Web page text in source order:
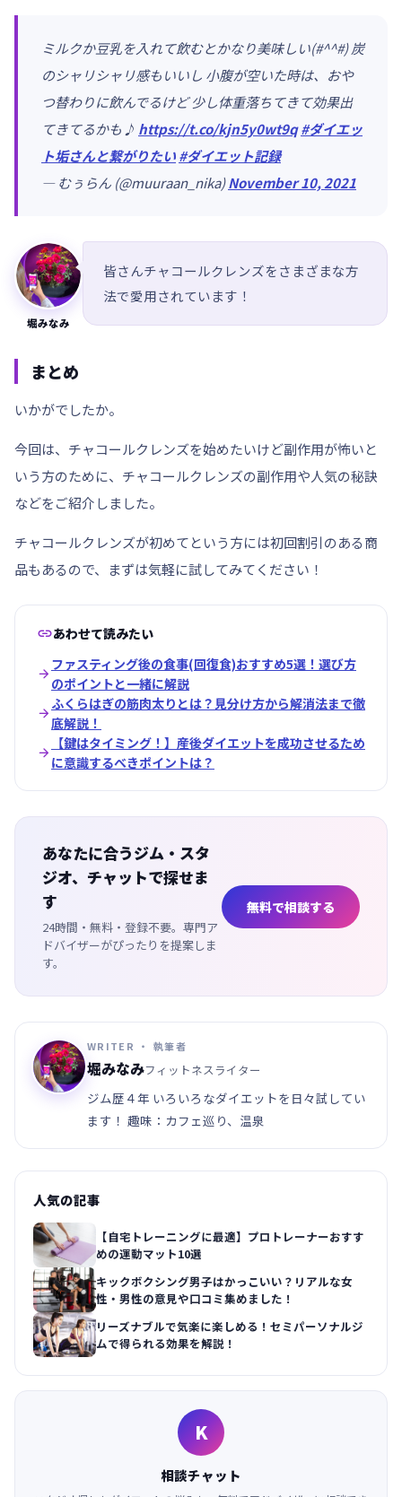
ミルクか豆乳を入れて飲むとかなり美味しい(#^^#) 炭
のシャリシャリ感もいいし 小腹が空いた時は、おや
つ替わりに飲んでるけど 少し体重落ちてきて効果出
てきてるかも♪ https://t.co/kjn5y0wt9q#ダイエッ
ト垢さんと繋がりたい#ダイエット記録
— むぅらん (@muuraan_nika)November 10, 2021
堀みなみ
皆さんチャコールクレンズをさまざまな方
法で愛用されています！
まとめ
いかがでしたか。
今回は、チャコールクレンズを始めたいけど副作用が怖いと
いう方のために、チャコールクレンズの副作用や人気の秘訣
などをご紹介しました。
チャコールクレンズが初めてという方には初回割引のある商
品もあるので、まずは気軽に試してみてください！
あわせて読みたい

ファスティング後の食事(回復食)おすすめ5選！選び方
のポイントと一緒に解説

ふくらはぎの筋肉太りとは？見分け方から解消法まで徹
底解説！

【鍵はタイミング！】産後ダイエットを成功させるため
に意識するべきポイントは？
あなたに合うジム・スタ
ジオ、チャットで探せま
す
24時間・無料・登録不要。専門ア
ドバイザーがぴったりを提案しま
す。
無料で相談する
WRITER ・ 執筆者
堀みなみフィットネスライター
ジム歴４年 いろいろなダイエットを日々試してい
ます！ 趣味：カフェ巡り、温泉
人気の記事
【自宅トレーニングに最適】プロトレーナーおすす
めの運動マット10選
キックボクシング男子はかっこいい？リアルな女
性・男性の意見や口コミ集めました！
リーズナブルで気楽に楽しめる！セミパーソナルジ
ムで得られる効果を解説！
K
相談チャット